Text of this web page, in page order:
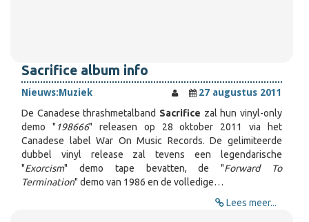
Sacrifice album info
Nieuws:Muziek
27 augustus 2011
De Canadese thrashmetalband Sacrifice zal hun vinyl-only
demo " 198666" releasen op 28 oktober 2011 via het
Canadese label War On Music Records. De gelimiteerde
dubbel vinyl release zal tevens een legendarische
"Exorcism" demo tape bevatten, de "Forward To
Termination" demo van 1986 en de volledige…
Lees meer...